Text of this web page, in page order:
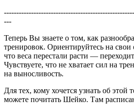
---
Теперь Вы знаете о том, как
тренировок. Ориентируйтесь на
что веса перестали расти —
Чувствуете, что не хватает сил на
на выносливость.
Для тех, кому хочется узнать об
можете почитать Шейко. Там